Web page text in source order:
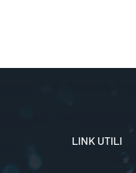
LINK UTILI